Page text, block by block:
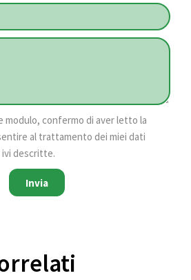
modulo, confermo di aver letto la
al trattamento dei miei dati
descritte.
Invia